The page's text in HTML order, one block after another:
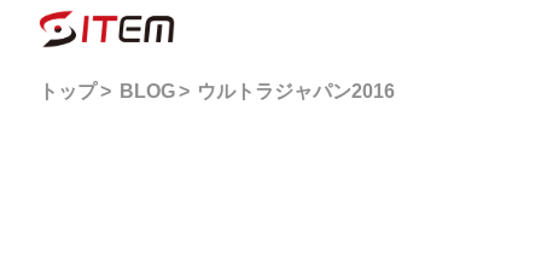
トップ BLOG ウルトラジャパン2016